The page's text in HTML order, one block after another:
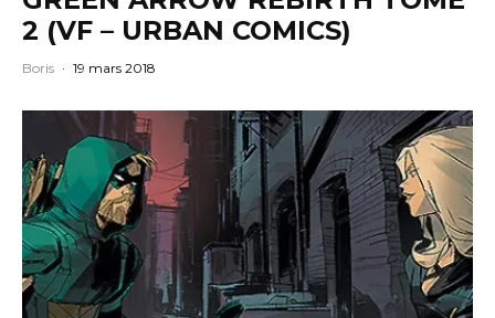
2 (VF – URBAN COMICS)
Boris · 19 mars 2018